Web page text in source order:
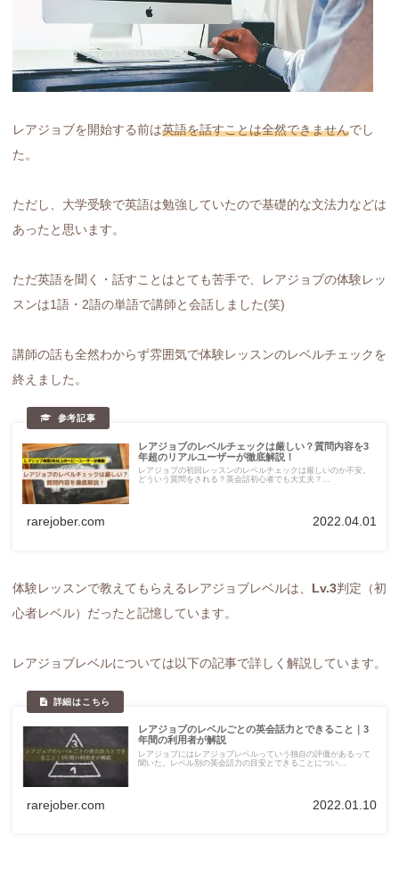
レアジョブを開始する前は英語を話すことは全然できませんでし
た。
ただし、大学受験で英語は勉強していたので基礎的な文法力などは
あったと思います。
ただ英語を聞く・話すことはとても苦手で、レアジョブの体験レッ
スンは1語・2語の単語で講師と会話しました(笑)
講師の話も全然わからず雰囲気で体験レッスンのレベルチェックを
終えました。
レアジョブのレベルチェックは厳しい？質問内容を3
年超のリアルユーザーが徹底解説！
レアジョブの初回レッスンのレベルチェックは厳しいのか不安。
どういう質問をされる？英会話初心者でも大丈夫？...
rarejober.com 2022.04.01
体験レッスンで教えてもらえるレアジョブレベルは、 Lv.3判定（初
心者レベル）だったと記憶しています。
レアジョブレベルについては以下の記事で詳しく解説しています。
レアジョブのレベルごとの英会話力とできること｜3
年間の利用者が解説
レアジョブにはレアジョブレベルっていう独自の評価があるって
聞いた。レベル別の英会話力の目安とできることについ...
rarejober.com 2022.01.10